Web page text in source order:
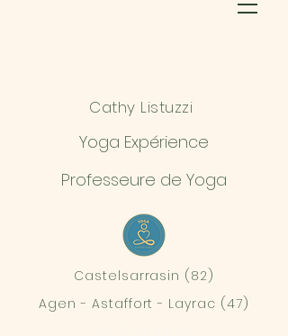
Cathy Listuzzi
Yoga Expérience
Professeure de Yoga
Castelsarrasin (82)
Agen - Astaffort - Layrac (47)